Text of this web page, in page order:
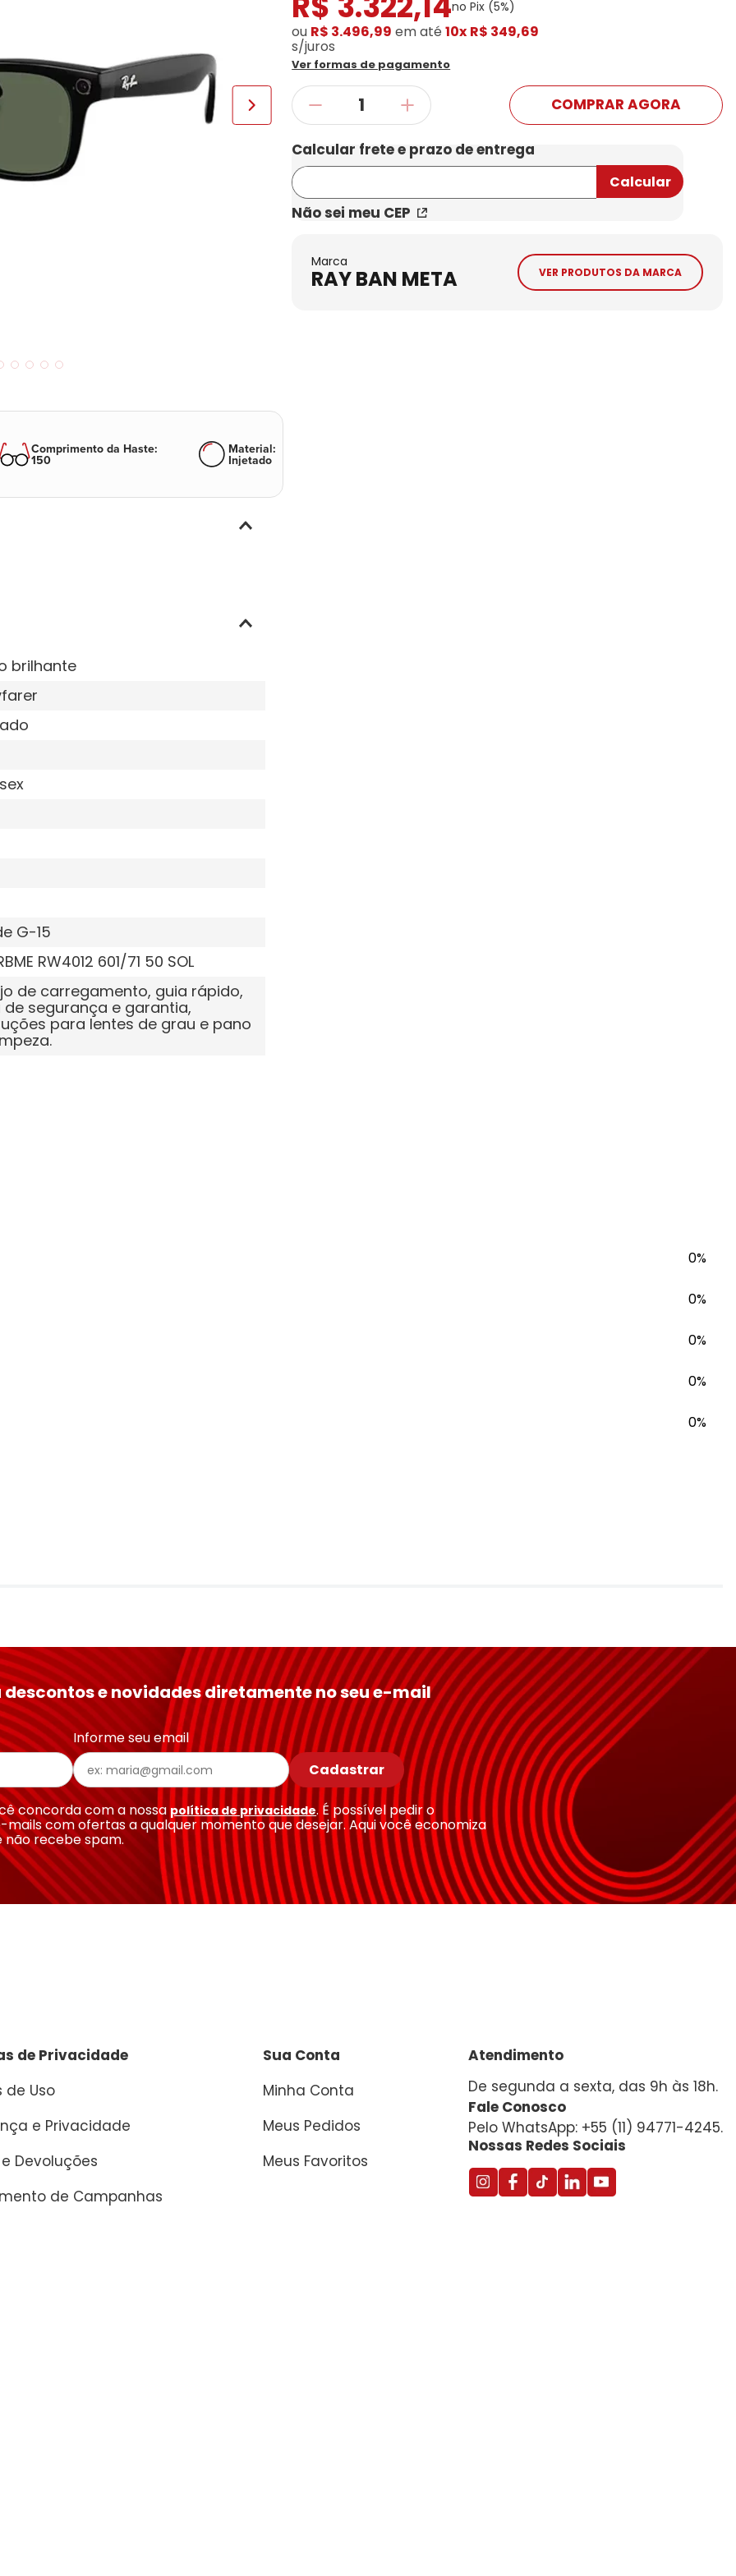
Comprimento da Haste:
150
Material:
Injetado
brilhante
G-15
RW4012 601/71 50 SOL
de carregamento, guia rápido,
de segurança e garantia,
para lentes de grau e pano
no Pix (5%)
ou R$ 3.496,99 em até10x R$ 349,69
s/juros
Ver formas de pagamento
COMPRAR AGORA
Não sei meu CEP
Marca
RAY BAN META VER PRODUTOS DA MARCA
0%
0%
0%
0%
0%
descontos e novidades diretamente no seu e-mail
Informe seu email
Cadastrar
concorda com a nossa política de privacidade. É possível pedir o
com ofertas a qualquer momento que desejar. Aqui você economiza
não recebe spam.
de Privacidade
de Uso
e Privacidade
Devoluções
de Campanhas
Sua Conta
Minha Conta
Meus Pedidos
Meus Favoritos
Atendimento
De segunda a sexta, das 9h às 18h.
Fale Conosco
Pelo WhatsApp: +55 (11) 94771-4245.
Nossas Redes Sociais